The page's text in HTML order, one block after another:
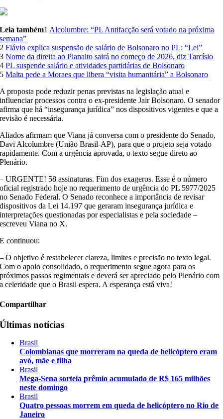
Leia também1 Alcolumbre: “PL Antifacção será votado na próxima
semana”
2 Flávio explica suspensão de salário de Bolsonaro no PL: “Lei”
3 Nome da direita ao Planalto sairá no começo de 2026, diz Tarcísio
4 PL suspende salário e atividades partidárias de Bolsonaro
5 Malta pede a Moraes que libera “visita humanitária” a Bolsonaro
A proposta pode reduzir penas previstas na legislação atual e
influenciar processos contra o ex-presidente Jair Bolsonaro. O senador
afirma que há “insegurança jurídica” nos dispositivos vigentes e que a
revisão é necessária.
Aliados afirmam que Viana já conversa com o presidente do Senado,
Davi Alcolumbre (União Brasil-AP), para que o projeto seja votado
rapidamente. Com a urgência aprovada, o texto segue direto ao
Plenário.
– URGENTE! 58 assinaturas. Fim dos exageros. Esse é o número
oficial registrado hoje no requerimento de urgência do PL 5977/2025
no Senado Federal. O Senado reconhece a importância de revisar
dispositivos da Lei 14.197 que geraram insegurança jurídica e
interpretações questionadas por especialistas e pela sociedade –
escreveu Viana no X.
E continuou:
– O objetivo é restabelecer clareza, limites e precisão no texto legal.
Com o apoio consolidado, o requerimento segue agora para os
próximos passos regimentais e deverá ser apreciado pelo Plenário com
a celeridade que o Brasil espera. A esperança está viva!
Compartilhar
Últimas notícias
Brasil
Colombianas que morreram na queda de helicóptero eram
avó, mãe e filha
Brasil
Mega-Sena sorteia prêmio acumulado de R$ 165 milhões
neste domingo
Brasil
Quatro pessoas morrem em queda de helicóptero no Rio de
Janeiro